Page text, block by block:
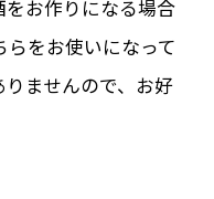
お作りになる場合
をお使いになって
ませんので、お好